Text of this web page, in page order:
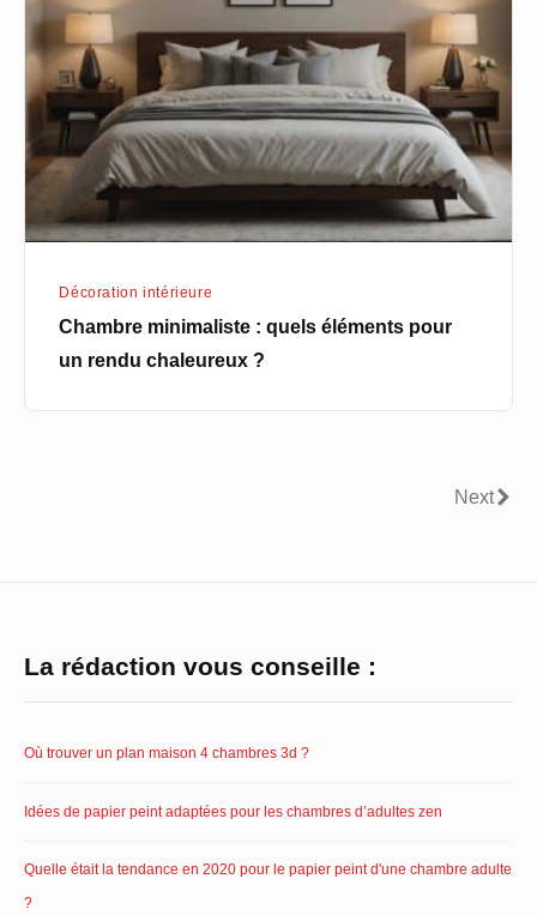
quels
éléments
pour
rendu
chaleureux
?
Décoration intérieure
Chambre minimaliste : quels éléments pour
un rendu chaleureux ?
Next
Next
Homepage
Content
Area
La rédaction vous conseille :
Où trouver un plan maison 4 chambres 3d ?
Idées de papier peint adaptées pour les chambres d’adultes zen
Quelle était la tendance en 2020 pour le papier peint d'une chambre adulte
?